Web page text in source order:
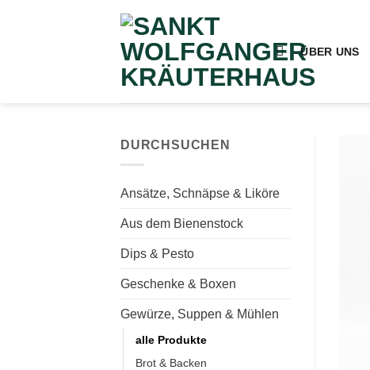
ÜBER UNS
DURCHSUCHEN
Ansätze, Schnäpse & Liköre
Aus dem Bienenstock
Dips & Pesto
Geschenke & Boxen
Gewürze, Suppen & Mühlen
alle Produkte
Brot & Backen